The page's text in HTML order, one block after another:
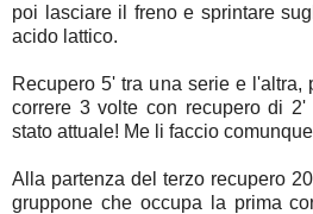
poi lasciare il freno e sprintare
acido lattico.
Recupero 5' tra una serie e l'altra,
correre 3 volte con recupero di
stato attuale! Me li faccio
Alla partenza del terzo recupero
gruppone che occupa la prima